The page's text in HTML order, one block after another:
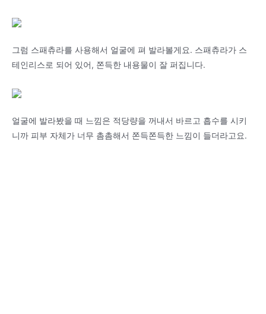
그럼 스패츄라를 사용해서 얼굴에 펴 발라볼게요. 스패츄라가 스
테인리스로 되어 있어, 쫀득한 내용물이 잘 퍼집니다.
얼굴에 발라봤을 때 느낌은 적당량을 꺼내서 바르고 흡수를 시키
니까 피부 자체가 너무 촘촘해서 쫀득쫀득한 느낌이 들더라고요.